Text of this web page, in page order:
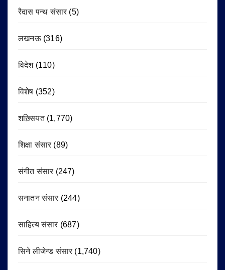
रैदास पन्थ संसार (5)
लखनऊ(316)
विदेश(110)
विशेष (352)
शख़्सियत(1,770)
शिक्षा संसार (89)
संगीत संसार (247)
सनातन संसार (244)
साहित्य संसार (687)
सिने लीजेन्ड संसार (1,740)